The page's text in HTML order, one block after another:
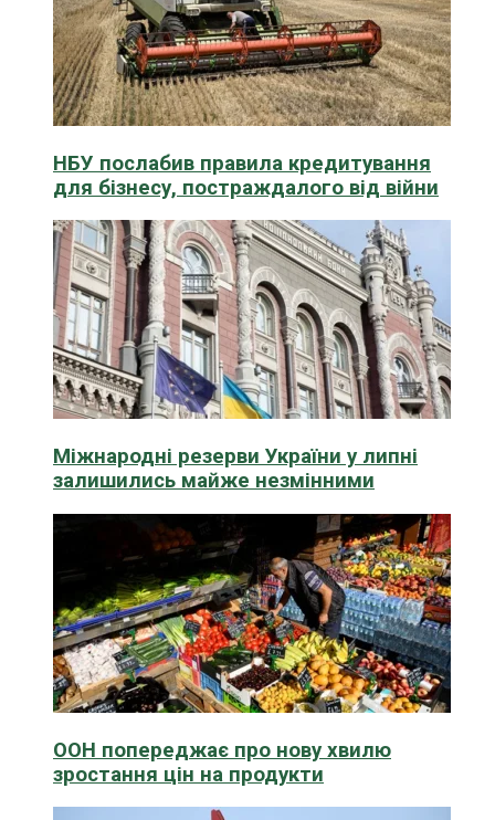
НБУ послабив правила кредитування
для бізнесу, постраждалого від війни
Міжнародні резерви України у липні
залишились майже незмінними
ООН попереджає про нову хвилю
зростання цін на продукти